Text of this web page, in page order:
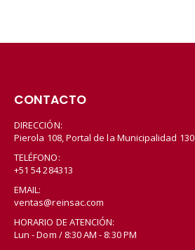
CONTACTO
DIRECCIÓN:
Pierola 108, Portal de la Municipalidad 130
TELÉFONO:
+51 54 284313
EMAIL:
ventas@reinsac.com
HORARIO DE ATENCIÓN:
Lun - Dom / 8:30 AM - 8:30 PM